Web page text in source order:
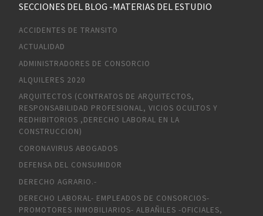
SECCIONES DEL BLOG -MATERIAS DEL ESTUDIO
ACCIDENTES DE TRANSITO
ACTUALIDAD
ADMINISTRADORES DE CONSORCIO
ALQUILERES 2020
ARQUITECTOS (CONTRATOS DE ARQUITECTOS,
RESPONSABILIDAD PROFESIONAL, VICIOS OCULTOS Y
REDHIBITORIOS ,DERECHO LABORAL EN LA
CONSTRUCCION)
CORONAVIRUS ABOGADOS
DEFENSA DEL CONSUMIDOR
DERECHO AGRARIO.-
DERECHO LABORAL- EMPLEADOS DE CONSORCIOS-
PROMOTORES INMOBILIARIOS- ALBAÑILES -OFICIALES,